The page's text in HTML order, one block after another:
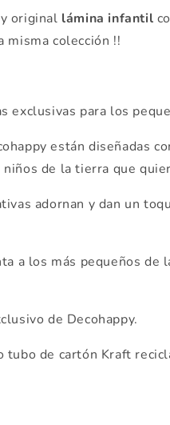
original lámina infantil
misma colección !!
exclusivas para los
están diseñadas
de la tierra que
adornan y dan un
a los más pequeños de
de Decohappy.
tubo de cartón Kraft